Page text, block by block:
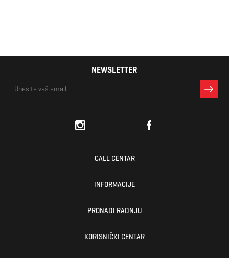
NEWSLETTER
CALL CENTAR
INFORMACIJE
PRONAĐI RADNJU
KORISNIČKI CENTAR